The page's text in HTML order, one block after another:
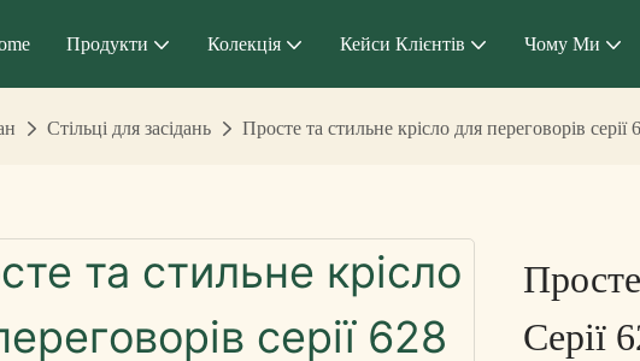
Продукти Колекція Кейси Клієнтів Чому Ми
Стільці для засідань Просте та стильне крісло для переговорів серії
Серії